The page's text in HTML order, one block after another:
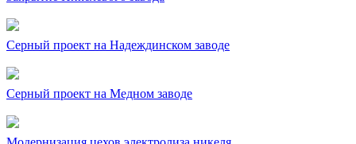
Серный проект на Надеждинском заводе
Серный проект на Медном заводе